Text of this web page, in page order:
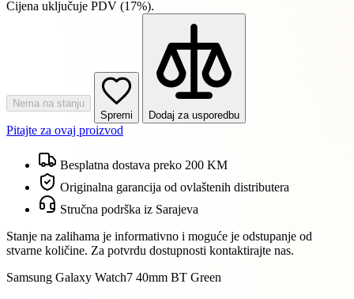
Cijena uključuje PDV (17%).
Nema na stanju
Spremi
Dodaj za usporedbu
Pitajte za ovaj proizvod
Besplatna dostava preko 200 KM
Originalna garancija od ovlaštenih distributera
Stručna podrška iz Sarajeva
Stanje na zalihama je informativno i moguće je odstupanje od
stvarne količine. Za potvrdu dostupnosti kontaktirajte nas.
Samsung Galaxy Watch7 40mm BT Green